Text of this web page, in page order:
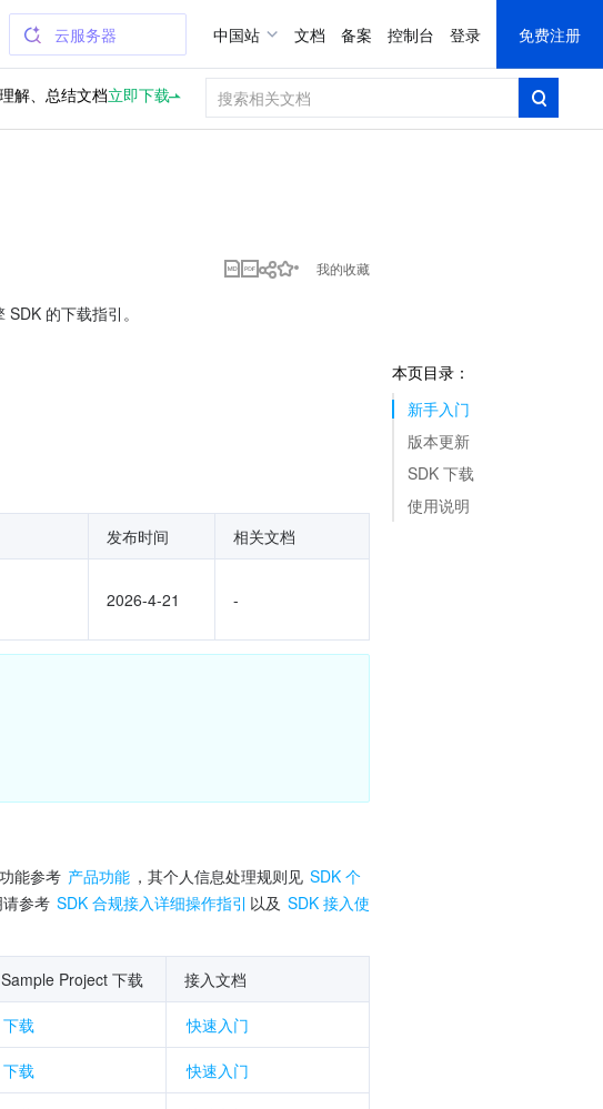
云服务器 中国站 文档 备案 控制台 登录 免费注册
解、总结文档立即下载
我的收藏
本页目录：
新手入门
版本更新
SDK 下载
使用说明
的下载指引。
发布时间 相关文档
2026-4-21 -
能参考 产品功能 ，其个人信息处理规则见 SDK 个
请参考 SDK 合规接入详细操作指引 以及 SDK 接入使
Sample Project 下载 接入文档
下载 快速入门
下载 快速入门